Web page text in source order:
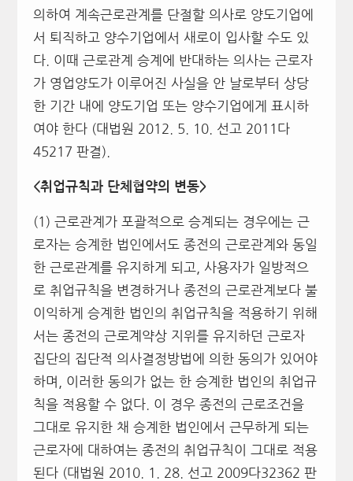
의하여 계속근로관계를 단절할 의사로 양도기업에
서 퇴직하고 양수기업에서 새로이 입사할 수도 있
다. 이때 근로관계 승계에 반대하는 의사는 근로자
가 영업양도가 이루어진 사실을 안 날로부터 상당
한 기간 내에 양도기업 또는 양수기업에게 표시하
여야 한다 (대법원 2012. 5. 10. 선고 2011다
45217 판결).
<취업규칙과 단체협약의 변동>
(1) 근로관계가 포괄적으로 승계되는 경우에는 근
로자는 승계한 법인에서도 종전의 근로관계와 동일
한 근로관계를 유지하게 되고, 사용자가 일방적으
로 취업규칙을 변경하거나 종전의 근로관계보다 불
이익하게 승계한 법인의 취업규칙을 적용하기 위해
서는 종전의 근로계약상 지위를 유지하던 근로자
집단의 집단적 의사결정방법에 의한 동의가 있어야
하며, 이러한 동의가 없는 한 승계한 법인의 취업규
칙을 적용할 수 없다. 이 경우 종전의 근로조건을
그대로 유지한 채 승계한 법인에서 근무하게 되는
근로자에 대하여는 종전의 취업규칙이 그대로 적용
된다 (대법원 2010. 1. 28. 선고 2009다32362 판